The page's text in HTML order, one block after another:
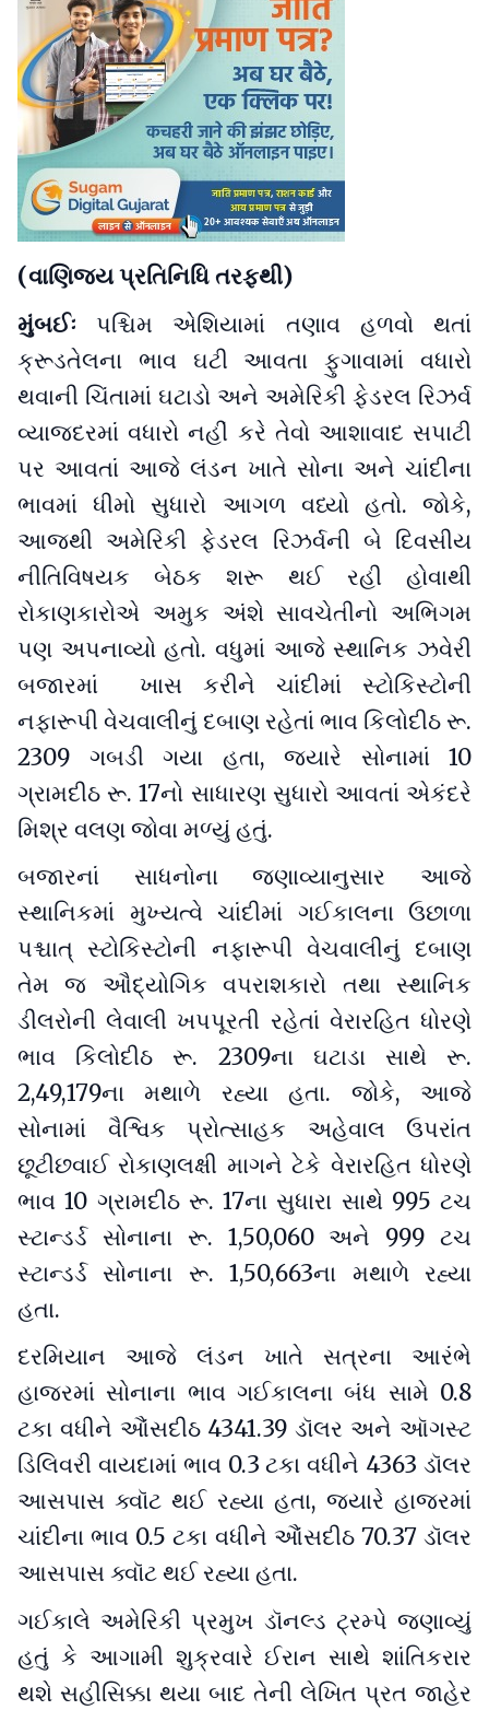
(વાણિજ્ય પ્રતિનિધિ તરફથી)
મુંબઈઃ પશ્ચિમ એશિયામાં તણાવ હળવો થતાં
ક્રૂડતેલના ભાવ ઘટી આવતા ફુગાવામાં વધારો
થવાની ચિંતામાં ઘટાડો અને અમેરિકી ફેડરલ રિઝર્વ
વ્યાજદરમાં વધારો નહીં કરે તેવો આશાવાદ સપાટી
પર આવતાં આજે લંડન ખાતે સોના અને ચાંદીના
ભાવમાં ધીમો સુધારો આગળ વધ્યો હતો. જોકે,
આજથી અમેરિકી ફેડરલ રિઝર્વની બે દિવસીય
નીતિવિષયક બેઠક શરૂ થઈ રહી હોવાથી
રોકાણકારોએ અમુક અંશે સાવચેતીનો અભિગમ
પણ અપનાવ્યો હતો. વધુમાં આજે સ્થાનિક ઝવેરી
બજારમાં ખાસ કરીને ચાંદીમાં સ્ટોકિસ્ટોની
નફારૂપી વેચવાલીનું દબાણ રહેતાં ભાવ કિલોદીઠ રૂ.
2309 ગબડી ગયા હતા, જ્યારે સોનામાં 10
ગ્રામદીઠ રૂ. 17નો સાધારણ સુધારો આવતાં એકંદરે
મિશ્ર વલણ જોવા મળ્યું હતું.
બજારનાં સાધનોના જણાવ્યાનુસાર આજે
સ્થાનિકમાં મુખ્યત્વે ચાંદીમાં ગઈકાલના ઉછાળા
પશ્ચાત્‌‍ સ્ટોકિસ્ટોની નફારૂપી વેચવાલીનું દબાણ
તેમ જ ઔદ્યોગિક વપરાશકારો તથા સ્થાનિક
ડીલરોની લેવાલી ખપપૂરતી રહેતાં વેરારહિત ધોરણે
ભાવ કિલોદીઠ રૂ. 2309ના ઘટાડા સાથે રૂ.
2,49,179ના મથાળે રહ્યા હતા. જોકે, આજે
સોનામાં વૈશ્વિક પ્રોત્સાહક અહેવાલ ઉપરાંત
છૂટીછવાઈ રોકાણલક્ષી માગને ટેકે વેરારહિત ધોરણે
ભાવ 10 ગ્રામદીઠ રૂ. 17ના સુધારા સાથે 995 ટચ
સ્ટાન્ડર્ડ સોનાના રૂ. 1,50,060 અને 999 ટચ
સ્ટાન્ડર્ડ સોનાના રૂ. 1,50,663ના મથાળે રહ્યા
હતા.
દરમિયાન આજે લંડન ખાતે સત્રના આરંભે
હાજરમાં સોનાના ભાવ ગઈકાલના બંધ સામે 0.8
ટકા વધીને આૈંસદીઠ 4341.39 ડૉલર અને ઑગસ્ટ
ડિલિવરી વાયદામાં ભાવ 0.3 ટકા વધીને 4363 ડૉલર
આસપાસ ક્વૉટ થઈ રહ્યા હતા, જ્યારે હાજરમાં
ચાંદીના ભાવ 0.5 ટકા વધીને આૈંસદીઠ 70.37 ડૉલર
આસપાસ ક્વૉટ થઈ રહ્યા હતા.
ગઈકાલે અમેરિકી પ્રમુખ ડૉનલ્ડ ટ્રમ્પે જણાવ્યું
હતું કે આગામી શુક્રવારે ઈરાન સાથે શાંતિકરાર
થશે સહીસિક્કા થયા બાદ તેની લેખિત પ્રત જાહેર